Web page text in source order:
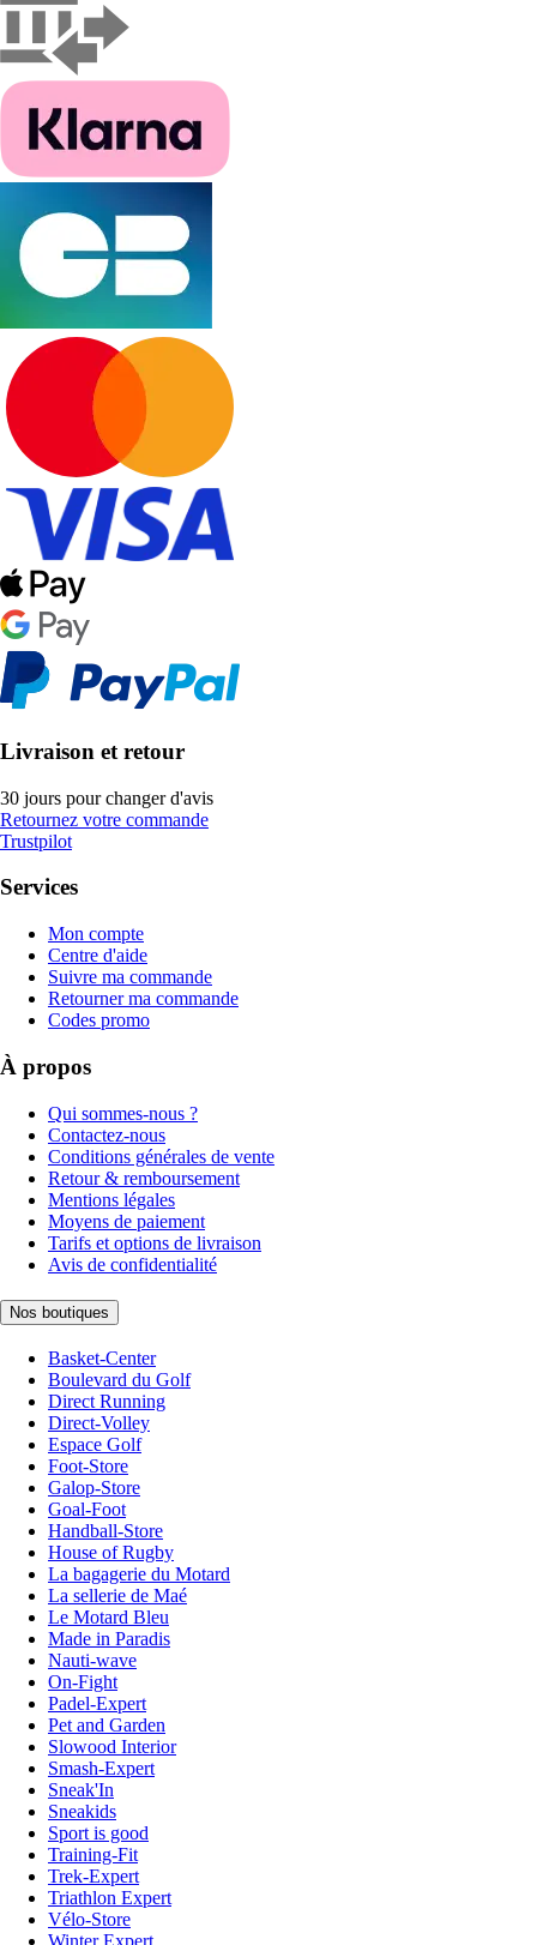
Livraison et retour
30 jours pour changer d'avis
Retournez votre commande
Trustpilot
Services
Mon compte
Centre d'aide
Suivre ma commande
Retourner ma commande
Codes promo
À propos
Qui sommes-nous ?
Contactez-nous
Conditions générales de vente
Retour & remboursement
Mentions légales
Moyens de paiement
Tarifs et options de livraison
Avis de confidentialité
Nos boutiques
Basket-Center
Boulevard du Golf
Direct Running
Direct-Volley
Espace Golf
Foot-Store
Galop-Store
Goal-Foot
Handball-Store
House of Rugby
La bagagerie du Motard
La sellerie de Maé
Le Motard Bleu
Made in Paradis
Nauti-wave
On-Fight
Padel-Expert
Pet and Garden
Slowood Interior
Smash-Expert
Sneak'In
Sneakids
Sport is good
Training-Fit
Trek-Expert
Triathlon Expert
Vélo-Store
Winter Expert